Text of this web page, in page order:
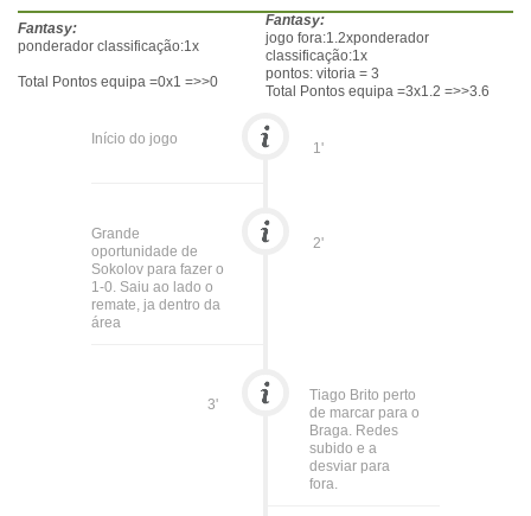
Fantasy:
ponderador classificação:1x
Total Pontos equipa =0x1 =>>0
Fantasy:
jogo fora:1.2xponderador
classificação:1x
pontos: vitoria = 3
Total Pontos equipa =3x1.2 =>>3.6
1'
Início do jogo
2'
Grande
oportunidade de
Sokolov para fazer o
1-0. Saiu ao lado o
remate, ja dentro da
área
3'
Tiago Brito perto
de marcar para o
Braga. Redes
subido e a
desviar para
fora.